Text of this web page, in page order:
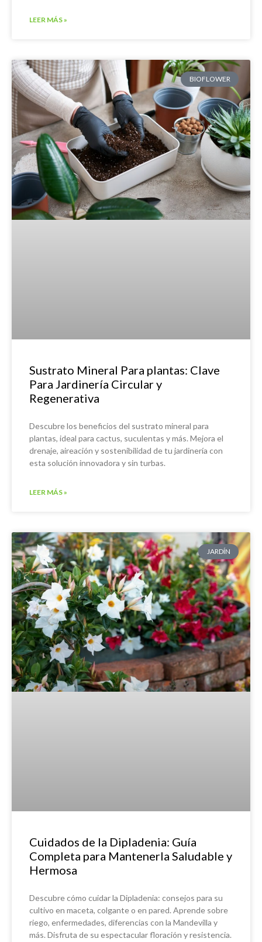
LEER MÁS »
BIOFLOWER
Sustrato Mineral Para plantas: Clave
Para Jardinería Circular y
Regenerativa
Descubre los beneficios del sustrato mineral para
plantas, ideal para cactus, suculentas y más. Mejora el
drenaje, aireación y sostenibilidad de tu jardinería con
esta solución innovadora y sin turbas.
LEER MÁS »
JARDÍN
Cuidados de la Dipladenia: Guía
Completa para Mantenerla Saludable y
Hermosa
Descubre cómo cuidar la Dipladenia: consejos para su
cultivo en maceta, colgante o en pared. Aprende sobre
riego, enfermedades, diferencias con la Mandevilla y
más. Disfruta de su espectacular floración y resistencia.